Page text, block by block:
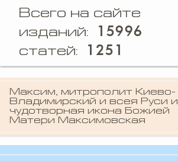
Всего на сайте
изданий: 15996
статей: 1251
Максим, митрополит Киево-
Владимирский и всея Руси и
чудотворная икона Божией
Матери Максимовская